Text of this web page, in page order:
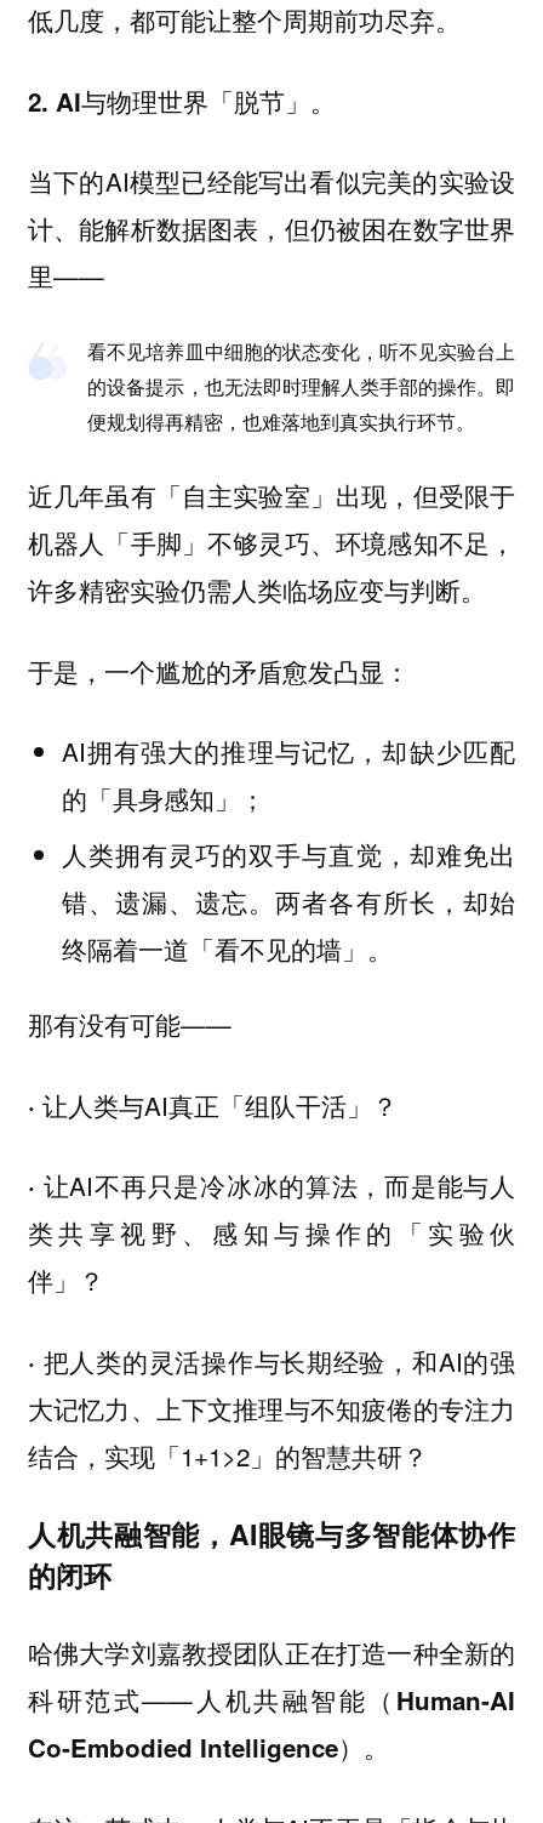
低几度，都可能让整个周期前功尽弃。
2. AI与物理世界「脱节」。
当下的AI模型已经能写出看似完美的实验设
计、能解析数据图表，但仍被困在数字世界
里——
看不见培养皿中细胞的状态变化，听不见实验台上
的设备提示，也无法即时理解人类手部的操作。即
便规划得再精密，也难落地到真实执行环节。
近几年虽有「自主实验室」出现，但受限于
机器人「手脚」不够灵巧、环境感知不足，
许多精密实验仍需人类临场应变与判断。
于是，一个尴尬的矛盾愈发凸显：
AI拥有强大的推理与记忆，却缺少匹配
的「具身感知」；
人类拥有灵巧的双手与直觉，却难免出
错、遗漏、遗忘。两者各有所长，却始
终隔着一道「看不见的墙」。
那有没有可能——
· 让人类与AI真正「组队干活」？
· 让AI不再只是冷冰冰的算法，而是能与人
类共享视野、感知与操作的「实验伙
伴」？
· 把人类的灵活操作与长期经验，和AI的强
大记忆力、上下文推理与不知疲倦的专注力
结合，实现「1+1>2」的智慧共研？
人机共融智能，AI眼镜与多智能体协作
的闭环
哈佛大学刘嘉教授团队正在打造一种全新的
科研范式—— 人机共融智能（Human-AI
Co-Embodied Intelligence） 。